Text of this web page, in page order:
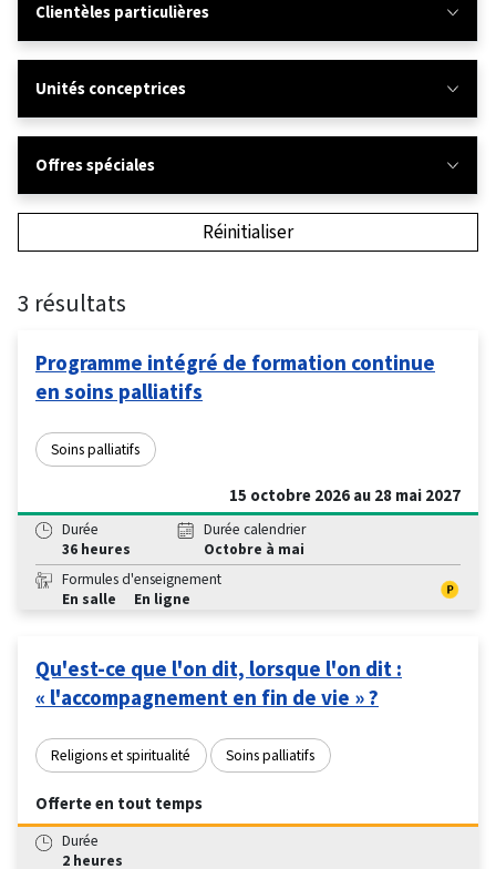
Clientèles particulières
Unités conceptrices
Offres spéciales
Réinitialiser
3 résultats
Programme intégré de formation continue
en soins palliatifs
Soins palliatifs
15 octobre 2026 au 28 mai 2027
Durée
36 heures
Durée calendrier
Octobre à mai
Formules d'enseignement
En salle
En ligne
Qu'est-ce que l'on dit, lorsque l'on dit :
« l'accompagnement en fin de vie » ?
Religions et spiritualité Soins palliatifs
Offerte en tout temps
Durée
2 heures